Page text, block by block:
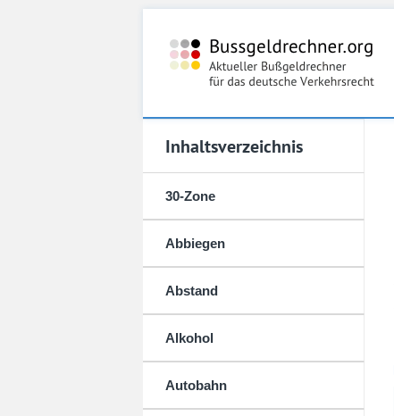
Inhaltsverzeichnis
30-Zone
Abbiegen
Abstand
Alkohol
Autobahn